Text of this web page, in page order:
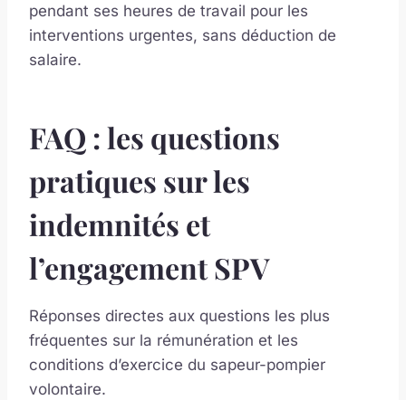
pendant ses heures de travail pour les
interventions urgentes, sans déduction de
salaire.
FAQ : les questions
pratiques sur les
indemnités et
l’engagement SPV
Réponses directes aux questions les plus
fréquentes sur la rémunération et les
conditions d’exercice du sapeur-pompier
volontaire.